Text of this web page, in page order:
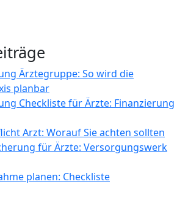
Ärztegruppe: So wird die
planbar
Checkliste für Ärzte: Finanzierung
Arzt: Worauf Sie achten sollten
für Ärzte: Versorgungswerk
planen: Checkliste